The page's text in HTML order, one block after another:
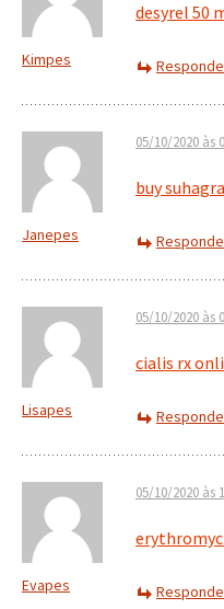
Kimpes
desyrel 50
Janepes
05/10/2020 às
buy
Lisapes
05/10/2020 às
cialis rx
Evapes
05/10/2020 às